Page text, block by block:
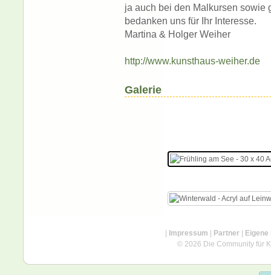
ja auch bei den Malkursen sowie
bedanken uns für Ihr Interesse.
Martina & Holger Weiher
http://www.kunsthaus-weiher.de
Galerie
| Impressum | Partner| Eigene
© 2026 Die Community für